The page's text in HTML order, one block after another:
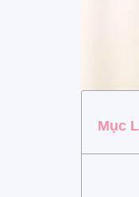
Mục